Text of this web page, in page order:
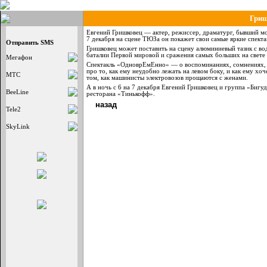
Отправить SMS
Мегафон
МТС
BeeLine
Tele2
SkyLink
Евгений Гришковец — актер, режиссер, драматург, бывший
7 декаб­ря на сцене ТЮЗа он покажет свои самые яркие
Гришковец может поставить на сцену алюминиевый тазик с
баталии Первой мировой и сражения самых больших на
Спектакль «ОдноврЕмЕнно» — о воспоминаниях, сомнениях,
про то, как ему неудобно лежать на левом боку, и как ему
том, как машинисты электровозов прощаются с женами.
А в ночь с 6 на 7 декабря Евгений Гришковец и группа
ресторана «Тинькофф».
назад